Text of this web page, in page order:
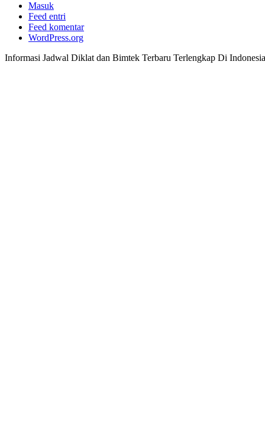
Masuk
Feed entri
Feed komentar
WordPress.org
Informasi Jadwal Diklat dan Bimtek Terbaru Terlengkap Di